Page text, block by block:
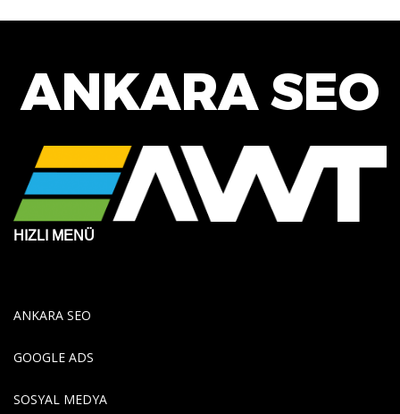
ANKARA SEO
HIZLI MENÜ
ANKARA SEO
GOOGLE ADS
SOSYAL MEDYA